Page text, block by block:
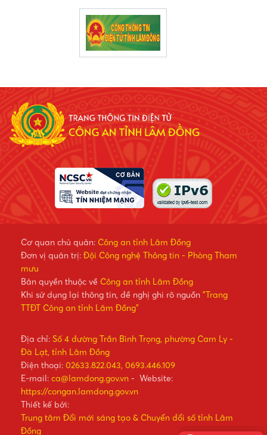
Cơ quan chủ quản: Công an tỉnh Lâm Đồng
Đơn vị quản trị: Đội Công nghệ Thông tin - Phòng Tham
mưu
Bản quyền thuộc về Công an tỉnh Lâm Đồng
Khi sử dụng lại thông tin, đề nghị ghi rõ nguồn "Trang
TTĐT Công an tỉnh Lâm Đồng"
Địa chỉ: Số 4 đường Trần Bình Trọng, phường Cam Ly -
Đà Lạt, tỉnh Lâm Đồng
Điện thoại: 02633.822.043, 0693.446.109
E-mail: ca@lamdong.gov.vn - Website:
https://congan.lamdong.gov.vn
Thiết kế bởi:
Trung tâm Đổi mới sáng tạo & Chuyển đổi số tỉnh Lâm
Đồng